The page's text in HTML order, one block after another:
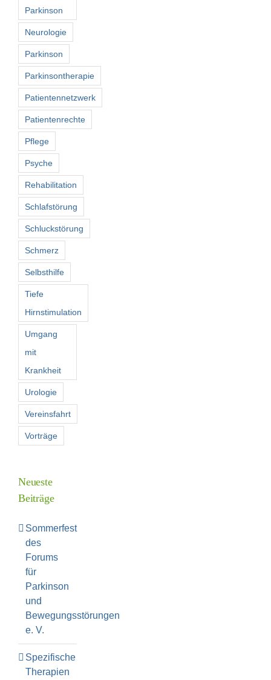
Parkinson
Neurologie
Parkinson
Parkinsontherapie
Patientennetzwerk
Patientenrechte
Pflege
Psyche
Rehabilitation
Schlafstörung
Schluckstörung
Schmerz
Selbsthilfe
Tiefe
Hirnstimulation
Umgang
mit
Krankheit
Urologie
Vereinsfahrt
Vorträge
Neueste
Beiträge
Sommerfest
des
Forums
für
Parkinson
und
Bewegungsstörungen
e. V.
Spezifische
Therapien